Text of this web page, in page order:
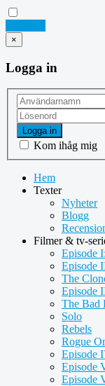
×
Logga in
Logga in
Kom ihåg mig
Hem
Texter
Nyheter
Blogg
Filmer & tv-
Episode
Episode
The
Episode
The Bad
Solo
Rebels
Rogue
Episode
Episode
Episode